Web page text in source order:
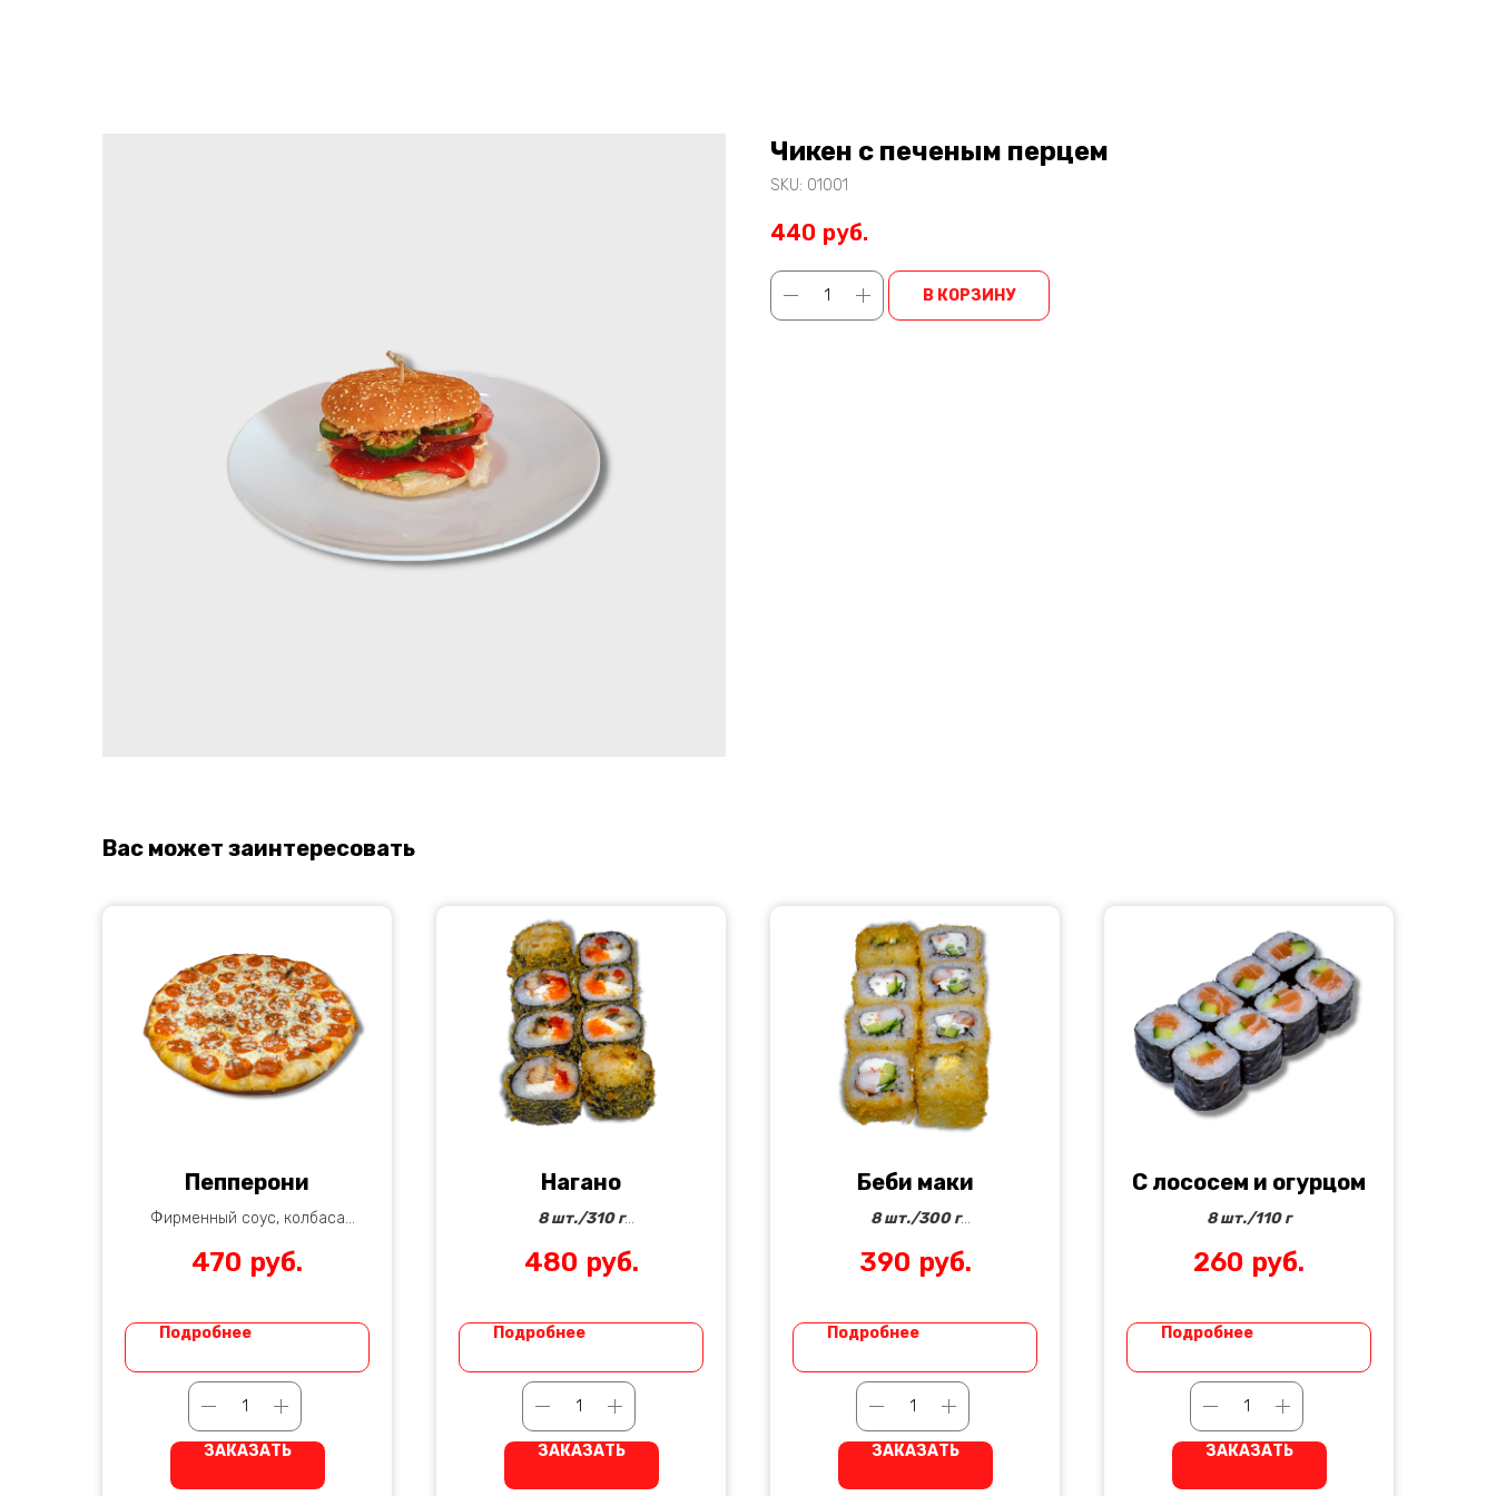
Чикен с печеным перцем
SKU: 01001
440 руб.
В КОРЗИНУ
Вас может заинтересовать
Пепперони
Фирменный соус, колбаса
итальянские специи
470 руб.
Подробнее
ЗАКАЗАТЬ
Нагано
8 шт./310 г
Копченый угорь, икра тобико,
болгарский перец
480 руб.
Подробнее
ЗАКАЗАТЬ
Беби маки
8 шт./300 г
Креветка, огурец,
390 руб.
Подробнее
ЗАКАЗАТЬ
С лососем и огурцом
8 шт./110 г
260 руб.
Подробнее
ЗАКАЗАТЬ